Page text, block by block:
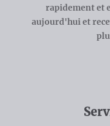
rapidement et
aujourd'hui et